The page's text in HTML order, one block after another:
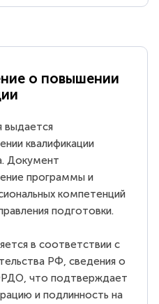
о повышении
выдается
квалификации
Документ
программы и
компетенций
подготовки.
в соответствии с
РФ, сведения о
что подтверждает
и подлинность на